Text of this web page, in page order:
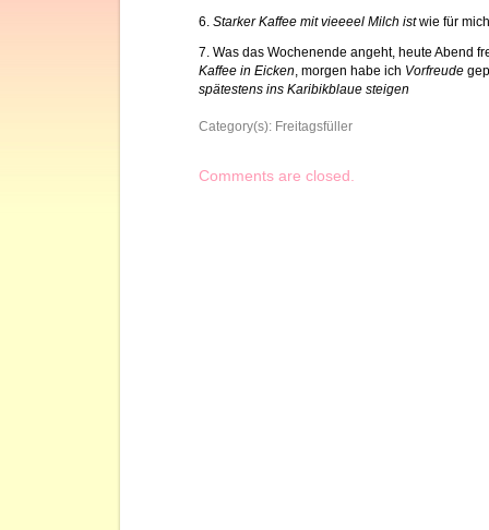
6. Starker Kaffee mit vieeeel Milch istwie für
7. Was das Wochenende angeht, heute Abend
Kaffee in Eicken , morgen habe ich Vorfreude
spätestens ins Karibikblaue steigen
Category(s): Freitagsfüller
Comments are closed.